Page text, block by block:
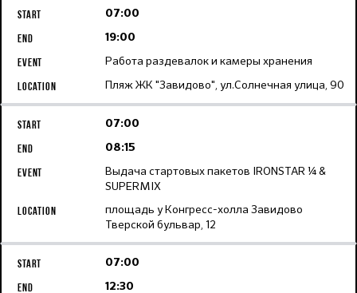
07:00
19:00
Работа раздевалок и камеры хранения
Пляж ЖК "Завидово", ул.Солнечная улица, 90
07:00
08:15
Выдача стартовых пакетов IRONSTAR ¼ &
SUPERMIX
площадь у Конгресс-холла Завидово
Тверской бульвар, 12
07:00
12:30